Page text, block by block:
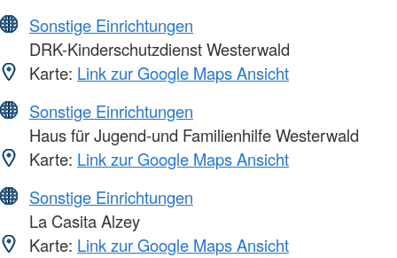
Sonstige Einrichtungen
DRK-Kinderschutzdienst Westerwald
Karte: Link zur Google Maps Ansicht
Sonstige Einrichtungen
Haus für Jugend-und Familienhilfe Westerwald
Karte: Link zur Google Maps Ansicht
Sonstige Einrichtungen
La Casita Alzey
Karte: Link zur Google Maps Ansicht